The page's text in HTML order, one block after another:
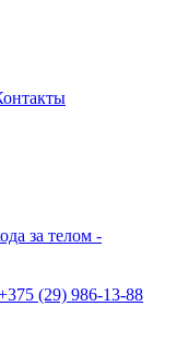
(29) 986-13-88